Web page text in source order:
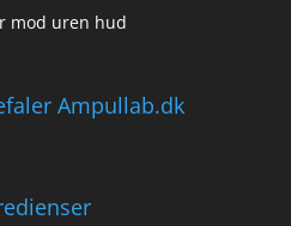
mod uren hud
Ampullab.dk